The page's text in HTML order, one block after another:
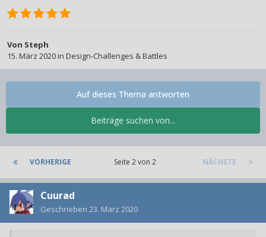
Von Steph
15. März 2020in Design-Challenges & Battles
Beiträge suchen von...
Auf dieses Thema antworten
VORHERIGE NÄCHSTE
Seite 2 von 2
Cuurad
Geschrieben 23. März 2020